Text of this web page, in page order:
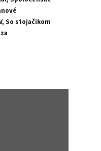
So stojačikom